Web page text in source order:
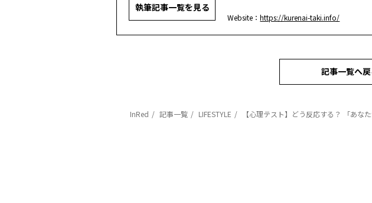
執筆記事一覧を見る
Website：https://kurenai-taki.info/
記事一覧へ戻
InRed 記事一覧 LIFESTYLE 【心理テスト】どう反応する？ 「あな